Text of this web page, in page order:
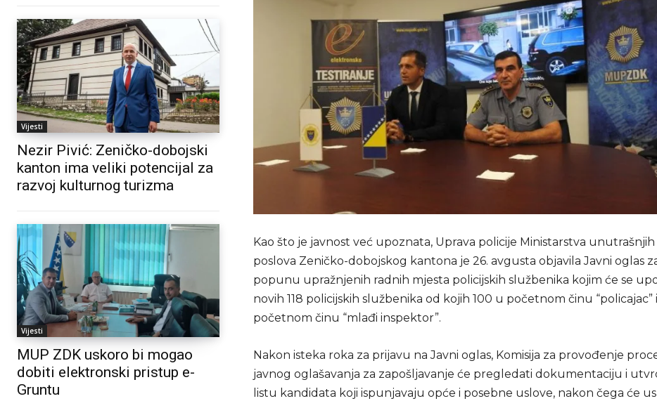
Vijesti
Nezir Pivić: Zeničko-dobojski
kanton ima veliki potencijal za
razvoj kulturnog turizma
Vijesti
MUP ZDK uskoro bi mogao
dobiti elektronski pristup e-
Gruntu
Kao što je javnost već upoznata, Uprava policije Ministarstva unutrašnjih
poslova Zeničko-dobojskog kantona je 26. avgusta objavila Javni oglas
popunu upražnjenih radnih mjesta policijskih službenika kojim će se
novih 118 policijskih službenika od kojih 100 u početnom činu “policajac”
početnom činu “mlađi inspektor”.
Nakon isteka roka za prijavu na Javni oglas, Komisija za provođenje
javnog oglašavanja za zapošljavanje će pregledati dokumentaciju i
listu kandidata koji ispunjavaju opće i posebne uslove, nakon čega će